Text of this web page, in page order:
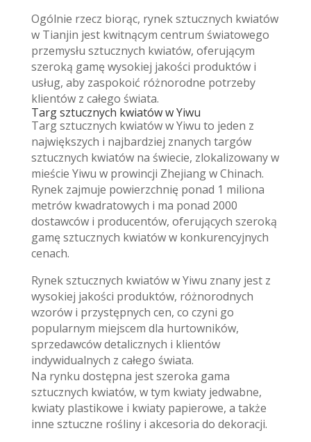
Ogólnie rzecz biorąc, rynek sztucznych kwiatów
w Tianjin jest kwitnącym centrum światowego
przemysłu sztucznych kwiatów, oferującym
szeroką gamę wysokiej jakości produktów i
usług, aby zaspokoić różnorodne potrzeby
klientów z całego świata.
Targ sztucznych kwiatów w Yiwu
Targ sztucznych kwiatów w Yiwu to jeden z
największych i najbardziej znanych targów
sztucznych kwiatów na świecie, zlokalizowany w
mieście Yiwu w prowincji Zhejiang w Chinach.
Rynek zajmuje powierzchnię ponad 1 miliona
metrów kwadratowych i ma ponad 2000
dostawców i producentów, oferujących szeroką
gamę sztucznych kwiatów w konkurencyjnych
cenach.
Rynek sztucznych kwiatów w Yiwu znany jest z
wysokiej jakości produktów, różnorodnych
wzorów i przystępnych cen, co czyni go
popularnym miejscem dla hurtowników,
sprzedawców detalicznych i klientów
indywidualnych z całego świata.
Na rynku dostępna jest szeroka gama
sztucznych kwiatów, w tym kwiaty jedwabne,
kwiaty plastikowe i kwiaty papierowe, a także
inne sztuczne rośliny i akcesoria do dekoracji.